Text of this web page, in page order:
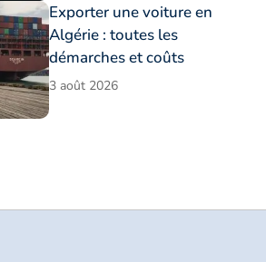
Exporter une voiture en
Algérie : toutes les
démarches et coûts
3 août 2026